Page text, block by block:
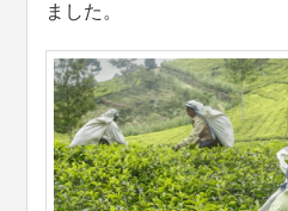
ました。